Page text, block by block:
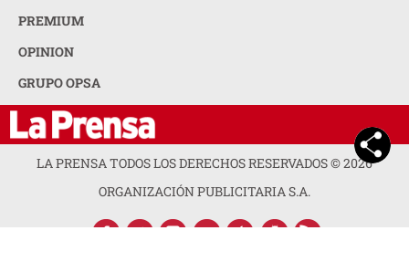
PREMIUM
OPINION
GRUPO OPSA
LA PRENSA TODOS LOS DERECHOS RESERVADOS ©2026
ORGANIZACIÓN PUBLICITARIA S.A.